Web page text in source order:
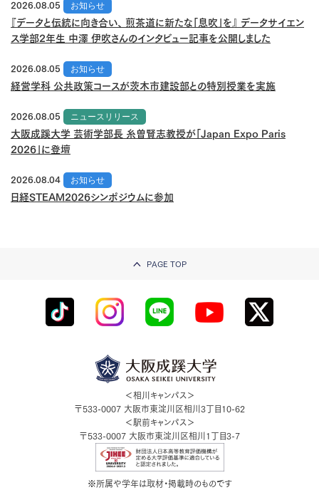
2026.08.05
お知らせ
『データと伝統に向き合い、 煎茶道に新たな「息吹」を』 データサイエン
ス学部2年生 中澤 伊吹さんのインタビュー記事を公開しました
2026.08.05
お知らせ
経営学科 公共政策コースが茨木市建設部との特別授業を実施
2026.08.05
ニュースリリース
大阪成蹊大学 芸術学部長 糸曽賢志教授が「Japan Expo Paris
2026」に登壇
2026.08.04
お知らせ
日経STEAM2026シンポジウムに参加
PAGE TOP
＜相川キャンパス＞
〒533-0007 大阪市東淀川区相川3丁目10-62
＜駅前キャンパス＞
〒533-0007 大阪市東淀川区相川1丁目3-7
※所属や学年は取材・掲載時のものです